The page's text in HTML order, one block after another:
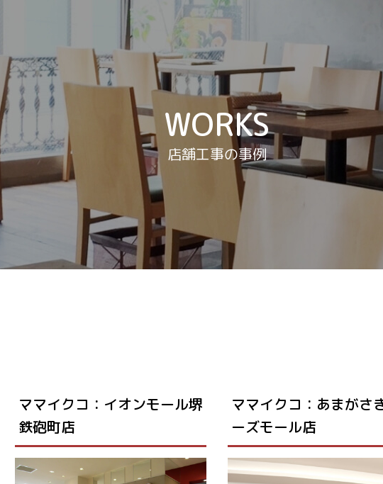
WORKS
店舗工事の事例
ママイクコ：イオンモール堺
鉄砲町店
ママイクコ：あまがさ
ーズモール店